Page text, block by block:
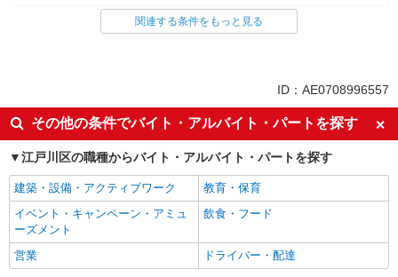
同じ雇用形態から篠崎駅の求人を探す
入社日応相談
経験者・有資格者歓迎
女性活躍中
ブランクOK
日払い
自転車通勤OK
交通費支給
社会保険あり
同じ職種から求人を探す
医療・介護・福祉
関連する条件をもっと見る
ID：AE0708996557
その他の条件でバイト・アルバイト・パートを探す
江戸川区の職種からバイト・アルバイト・パートを探す
建築・設備・アクティブワーク
教育・保育
イベント・キャンペーン・アミュ
ーズメント
飲食・フード
営業 ドライバー・配達